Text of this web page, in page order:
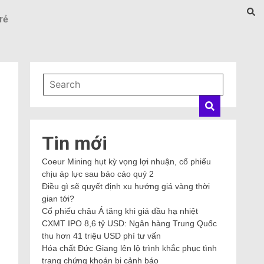
Tin mới
Coeur Mining hụt kỳ vọng lợi nhuận, cổ phiếu
chịu áp lực sau báo cáo quý 2
Điều gì sẽ quyết định xu hướng giá vàng thời
gian tới?
Cổ phiếu châu Á tăng khi giá dầu hạ nhiệt
CXMT IPO 8,6 tỷ USD: Ngân hàng Trung Quốc
thu hơn 41 triệu USD phí tư vấn
Hóa chất Đức Giang lên lộ trình khắc phục tình
trạng chứng khoán bị cảnh báo